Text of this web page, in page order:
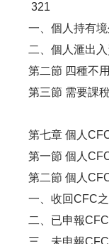
321
一、個人持有
二、個人滙出
第二節 四種不
第三節 需要課
第七章 個人
第一節 個人
第二節 個人
一、收回CFC
二、已申報
三、未申報